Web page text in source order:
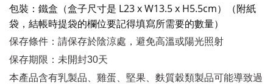
包裝 ： 鐵盒（盒子尺寸是 L23 x W13.5 x H5.5cm） （附紙
袋，結帳時提袋的欄位要記得填寫所需要的數量）
保存條件：請保存於陰涼處 ，避免高溫或陽光照射
保存期 限 ： 未開封30天
本產品含有乳製品、雞蛋、堅果、麩質穀類製品可能導致過